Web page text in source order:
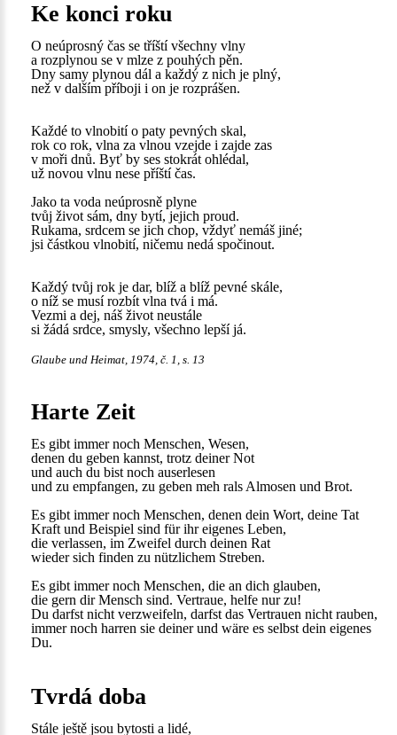
Ke konci roku
O neúprosný čas se tříští všechny vlny
a rozplynou se v mlze z pouhých pěn.
Dny samy plynou dál a každý z nich je plný,
než v dalším příboji i on je rozprášen.
Každé to vlnobití o paty pevných skal,
rok co rok, vlna za vlnou vzejde i zajde zas
v moři dnů. Byť by ses stokrát ohlédal,
už novou vlnu nese příští čas.
Jako ta voda neúprosně plyne
tvůj život sám, dny bytí, jejich proud.
Rukama, srdcem se jich chop, vždyť nemáš jiné;
jsi částkou vlnobití, ničemu nedá spočinout.
Každý tvůj rok je dar, blíž a blíž pevné skále,
o níž se musí rozbít vlna tvá i má.
Vezmi a dej, náš život neustále
si žádá srdce, smysly, všechno lepší já.
Glaube und Heimat, 1974, č. 1, s. 13
Harte Zeit
Es gibt immer noch Menschen, Wesen,
denen du geben kannst, trotz deiner Not
und auch du bist noch auserlesen
und zu empfangen, zu geben meh rals Almosen und Brot.
Es gibt immer noch Menschen, denen dein Wort, deine Tat
Kraft und Beispiel sind für ihr eigenes Leben,
die verlassen, im Zweifel durch deinen Rat
wieder sich finden zu nützlichem Streben.
Es gibt immer noch Menschen, die an dich glauben,
die gern dir Mensch sind. Vertraue, helfe nur zu!
Du darfst nicht verzweifeln, darfst das Vertrauen nicht rauben,
immer noch harren sie deiner und wäre es selbst dein eigenes
Du.
Tvrdá doba
Stále ještě jsou bytosti a lidé,